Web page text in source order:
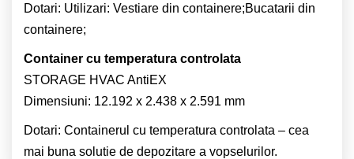
Dotari: Utilizari: Vestiare din containere;Bucatarii din
containere;
Container cu temperatura controlata
STORAGE HVAC AntiEX
Dimensiuni: 12.192 x 2.438 x 2.591 mm
Dotari: Containerul cu temperatura controlata – cea
mai buna solutie de depozitare a vopselurilor.